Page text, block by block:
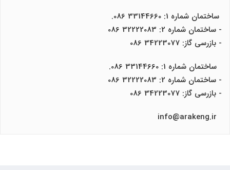
ساختمان شماره 1: 33144660 086.
- ساختمان شماره 2: 32222083 086
- بازرسی گاز: 34223077 086
ساختمان شماره 1: 33144660 086.
- ساختمان شماره 2: 32222083 086
- بازرسی گاز: 34223077 086